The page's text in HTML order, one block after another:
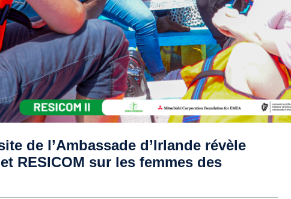
de l’Ambassade d’Irlande révèle
RESICOM sur les femmes des